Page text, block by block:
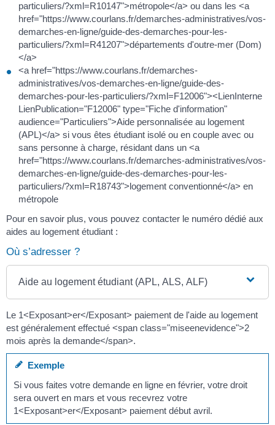
particuliers/?xml=R10147">métropole</a> ou dans les <a
href="https://www.courlans.fr/demarches-administratives/vos-
demarches-en-ligne/guide-des-demarches-pour-les-
particuliers/?xml=R41207">départements d'outre-mer (Dom)
</a>
<a href="https://www.courlans.fr/demarches-
administratives/vos-demarches-en-ligne/guide-des-
demarches-pour-les-particuliers/?xml=F12006"><LienInterne
LienPublication="F12006" type="Fiche d'information"
audience="Particuliers">Aide personnalisée au logement
(APL)</a> si vous êtes étudiant isolé ou en couple avec ou
sans personne à charge, résidant dans un <a
href="https://www.courlans.fr/demarches-administratives/vos-
demarches-en-ligne/guide-des-demarches-pour-les-
particuliers/?xml=R18743">logement conventionné</a> en
métropole
Pour en savoir plus, vous pouvez contacter le numéro dédié aux
aides au logement étudiant :
Où s’adresser ?
Aide au logement étudiant (APL, ALS, ALF)
Le 1<Exposant>er</Exposant> paiement de l'aide au logement
est généralement effectué <span class="miseenevidence">2
mois après la demande</span>.
Exemple
Si vous faites votre demande en ligne en février, votre droit
sera ouvert en mars et vous recevrez votre
1<Exposant>er</Exposant> paiement début avril.